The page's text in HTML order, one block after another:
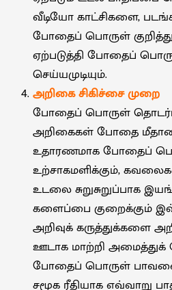
வீடியோ காட்சிகளை,
போதைப் பொருள்
ஏற்படுத்தி போதைப்
செய்யமுடியும்.
அறிகை சிகிச்சை முறை
போதைப் பொருள்
அறிகைகள் போதை மீதான
உதாரணமாக போதைப்
உற்சாகமளிக்கும்,
உடலை சுறுசுறுப்பாக
களைப்பை குறைக்கும்
அறிவுக் கருத்துக்களை
ஊடாக மாற்றி
போதைப் பொருள்
சமூக ரீதியாக எவ்வாறு